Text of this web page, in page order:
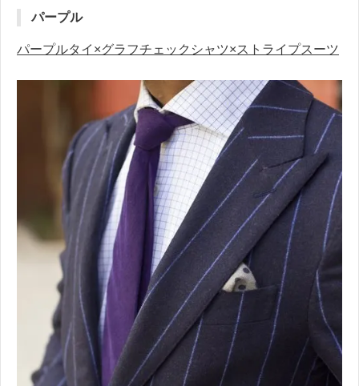
パープル
パープルタイ×グラフチェックシャツ×ストライプスーツ